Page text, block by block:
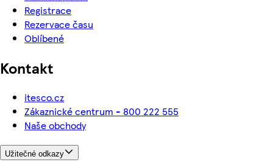
Registrace
Rezervace času
Oblíbené
Kontakt
itesco.cz
Zákaznické centrum - 800 222 555
Naše obchody
Užitečné odkazy